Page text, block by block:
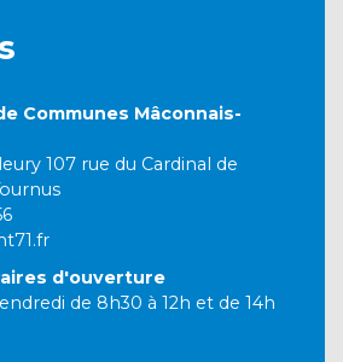
Communes Mâconnais-
107 rue du Cardinal de
d'ouverture
de 8h30 à 12h et de 14h